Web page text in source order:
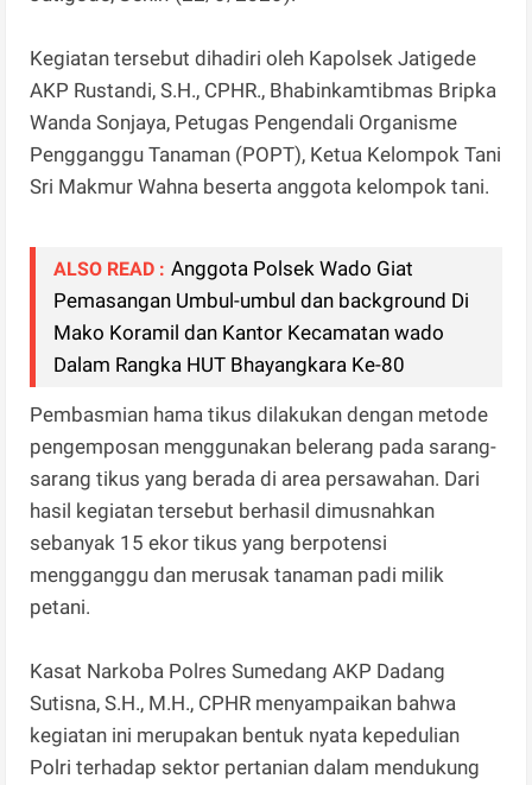
Kegiatan tersebut dihadiri oleh Kapolsek Jatigede
AKP Rustandi, S.H., CPHR., Bhabinkamtibmas Bripka
Wanda Sonjaya, Petugas Pengendali Organisme
Pengganggu Tanaman (POPT), Ketua Kelompok Tani
Sri Makmur Wahna beserta anggota kelompok tani.
ALSO READ : Anggota Polsek Wado Giat
Pemasangan Umbul-umbul dan background Di
Mako Koramil dan Kantor Kecamatan wado
Dalam Rangka HUT Bhayangkara Ke-80
Pembasmian hama tikus dilakukan dengan metode
pengemposan menggunakan belerang pada sarang-
sarang tikus yang berada di area persawahan. Dari
hasil kegiatan tersebut berhasil dimusnahkan
sebanyak 15 ekor tikus yang berpotensi
mengganggu dan merusak tanaman padi milik
petani.
Kasat Narkoba Polres Sumedang AKP Dadang
Sutisna, S.H., M.H., CPHR menyampaikan bahwa
kegiatan ini merupakan bentuk nyata kepedulian
Polri terhadap sektor pertanian dalam mendukung